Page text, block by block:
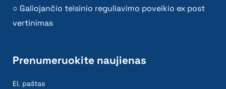
Galiojančio teisinio reguliavimo poveikio ex post
vertinimas
Prenumeruokite naujienas
El. paštas